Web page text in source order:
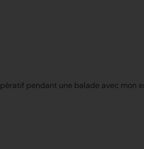
pendant une balade avec mon